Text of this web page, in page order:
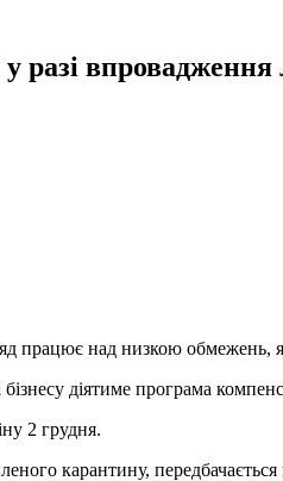
разі впровадження
працює над низкою обмежень,
діятиме програма
2 грудня.
карантину,